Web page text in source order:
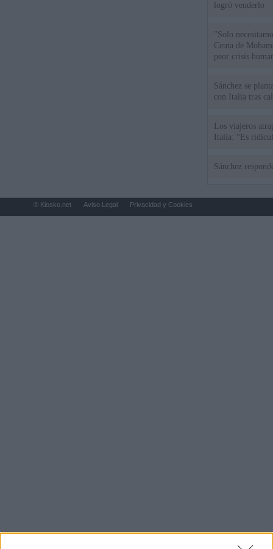
logró venderlo
"Solo
Ceuta de
peor crisis
Sánchez se
con Italia tras
Los viajeros
Italia: “Es
Sánchez
© Kiosko.net Aviso Legal Privacidad y Cookies